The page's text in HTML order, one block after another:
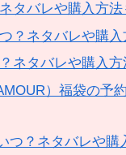
タバレや購入方法
？ネタバレや購入
ネタバレや購入方
）福袋の予
？ネタバレや購